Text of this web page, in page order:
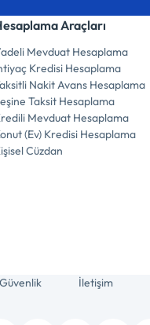
Araçları
Mevduat Hesaplama
Kredisi Hesaplama
Nakit Avans Hesaplama
Taksit Hesaplama
Mevduat Hesaplama
(Ev) Kredisi Hesaplama
Cüzdan
Güvenlik İletişim